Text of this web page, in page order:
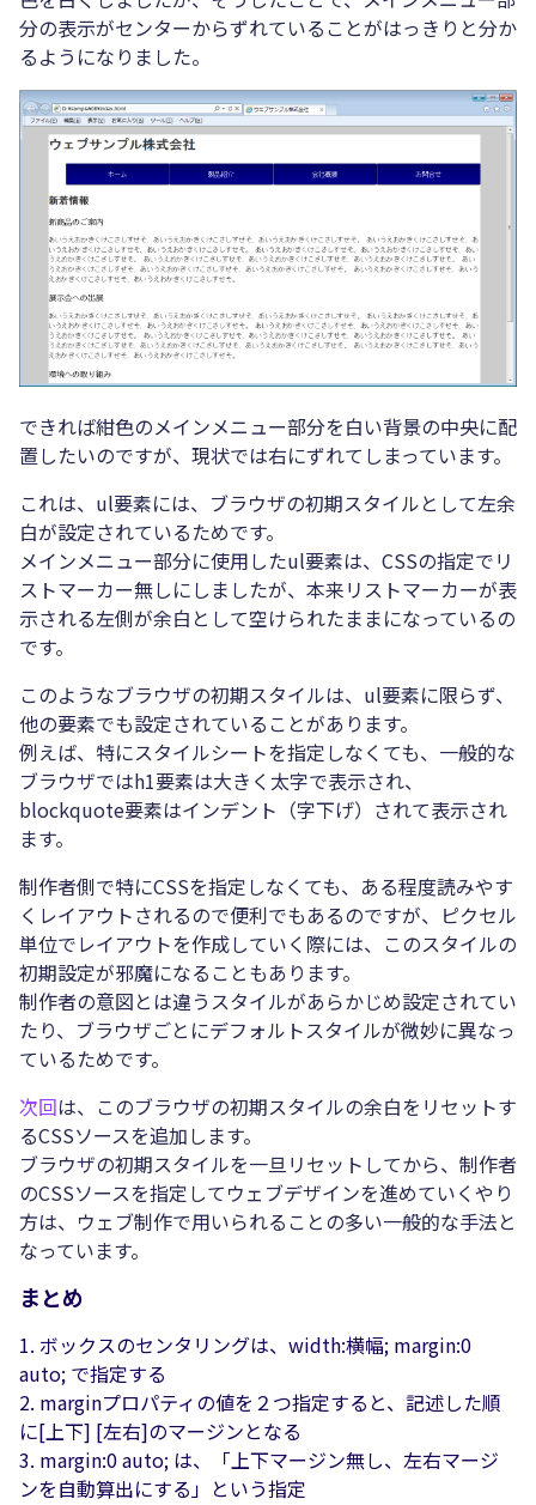
分の表示がセンターからずれていることがはっきりと分か
るようになりました。
できれば紺色のメインメニュー部分を白い背景の中央に配
置したいのですが、現状では右にずれてしまっています。
これは、ul要素には、ブラウザの初期スタイルとして左余
白が設定されているためです。
メインメニュー部分に使用したul要素は、CSSの指定でリ
ストマーカー無しにしましたが、本来リストマーカーが表
示される左側が余白として空けられたままになっているの
です。
このようなブラウザの初期スタイルは、ul要素に限らず、
他の要素でも設定されていることがあります。
例えば、特にスタイルシートを指定しなくても、一般的な
ブラウザではh1要素は大きく太字で表示され、
blockquote要素はインデント（字下げ）されて表示され
ます。
制作者側で特にCSSを指定しなくても、ある程度読みやす
くレイアウトされるので便利でもあるのですが、ピクセル
単位でレイアウトを作成していく際には、このスタイルの
初期設定が邪魔になることもあります。
制作者の意図とは違うスタイルがあらかじめ設定されてい
たり、ブラウザごとにデフォルトスタイルが微妙に異なっ
ているためです。
次回は、このブラウザの初期スタイルの余白をリセットす
るCSSソースを追加します。
ブラウザの初期スタイルを一旦リセットしてから、制作者
のCSSソースを指定してウェブデザインを進めていくやり
方は、ウェブ制作で用いられることの多い一般的な手法と
なっています。
まとめ
ボックスのセンタリングは、width:横幅; margin:0
auto; で指定する
marginプロパティの値を２つ指定すると、記述した順
に[上下] [左右]のマージンとなる
margin:0 auto; は、「上下マージン無し、左右マージ
ンを自動算出にする」という指定